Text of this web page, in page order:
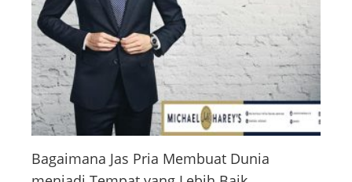
Bagaimana Jas Pria Membuat Dunia